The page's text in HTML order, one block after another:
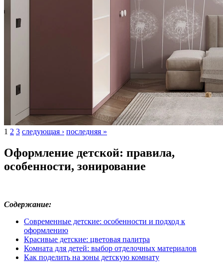
1 2 3 следующая › последняя »
Оформление детской: правила,
особенности, зонирование
Содержание:
Современные детские: особенности и подход к
оформлению
Красивые детские: цветовая палитра
Комната для детей: выбор отделочных материалов
Как поделить на зоны детскую комнату